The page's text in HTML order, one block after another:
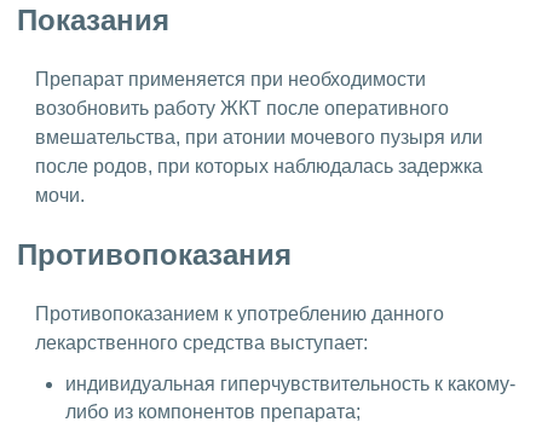
Показания
Препарат применяется при необходимости
возобновить работу ЖКТ после оперативного
вмешательства, при атонии мочевого пузыря или
после родов, при которых наблюдалась задержка
мочи.
Противопоказания
Противопоказанием к употреблению данного
лекарственного средства выступает:
индивидуальная гиперчувствительность к какому-
либо из компонентов препарата;